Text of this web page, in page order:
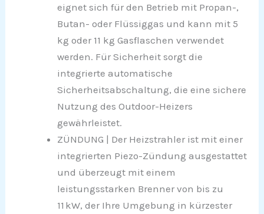
eignet sich für den Betrieb mit Propan-,
Butan- oder Flüssiggas und kann mit 5
kg oder 11 kg Gasflaschen verwendet
werden. Für Sicherheit sorgt die
integrierte automatische
Sicherheitsabschaltung, die eine sichere
Nutzung des Outdoor-Heizers
gewährleistet.
ZÜNDUNG | Der Heizstrahler ist mit einer
integrierten Piezo-Zündung ausgestattet
und überzeugt mit einem
leistungsstarken Brenner von bis zu
11 kW, der Ihre Umgebung in kürzester